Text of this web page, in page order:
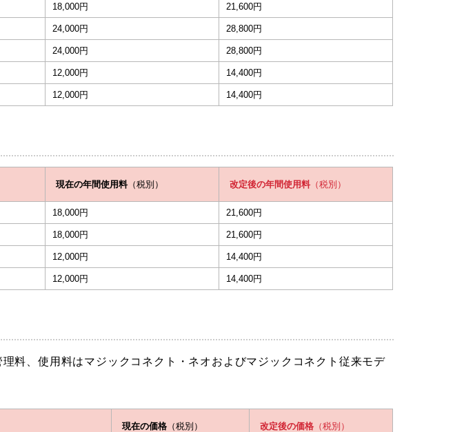
18,000円 21,600円
24,000円 28,800円
24,000円 28,800円
12,000円 14,400円
12,000円 14,400円
現在の年間使用料（税別） 改定後の年間使用料（税別）
18,000円 21,600円
18,000円 21,600円
12,000円 14,400円
12,000円 14,400円
料、使用料はマジックコネクト・ネオおよびマジックコネクト従来モデ
現在の価格 （税別） 改定後の価格 （税別）